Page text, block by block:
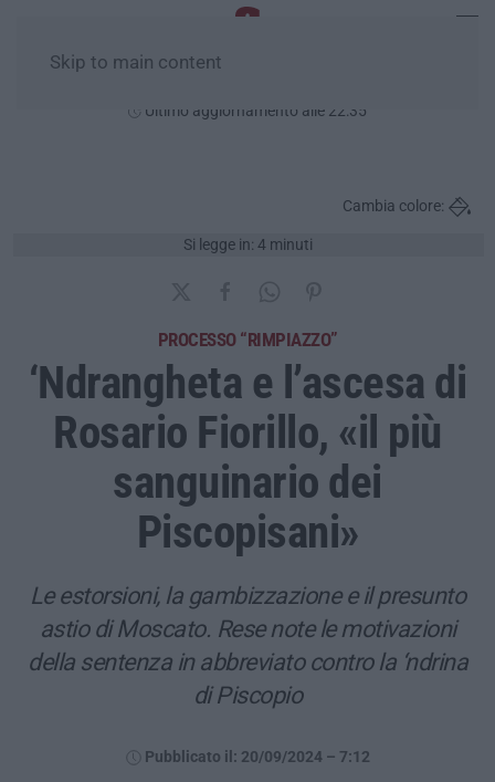
Skip to main content
Ultimo aggiornamento alle 22:35
Si legge in: 4 minuti
Cambia colore:
PROCESSO “RIMPIAZZO”
‘Ndrangheta e l’ascesa di
Rosario Fiorillo, «il più
sanguinario dei
Piscopisani»
Le estorsioni, la gambizzazione e il presunto
astio di Moscato. Rese note le motivazioni
della sentenza in abbreviato contro la ‘ndrina
di Piscopio
Pubblicato il: 20/09/2024 – 7:12